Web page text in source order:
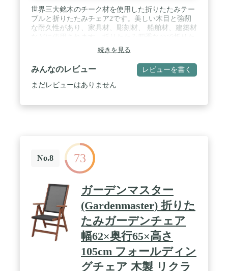
世界三大銘木のチーク材を使用した折りたたみテー
ブルと折りたたみチェア2です。美しい木目と強靭
な耐久性があり、家具材、彫刻材、 船舶材、建築材
たんで狭いスキマ にも収納できます。 / ■本体サイ
ズ W47×D61×H88.5（SH46.5）cm 折りたたみ時：
W47×H109×厚み8cm ■梱包サイズ 約113×48×18cm /
■商品の仕様 天然木（チーク） / ■重量 約5.7kg(1脚)
/ ■備考 完成品 ※こちらのチェアは2脚セットの販売
続きを見る
みんなのレビュー レビューを書く
まだレビューはありません
No.8 73
ガーデンマスター
(Gardenmaster) 折りた
たみガーデンチェア
幅62×奥行65×高さ
105cm フォールディン
グチェア 木製 リクラ